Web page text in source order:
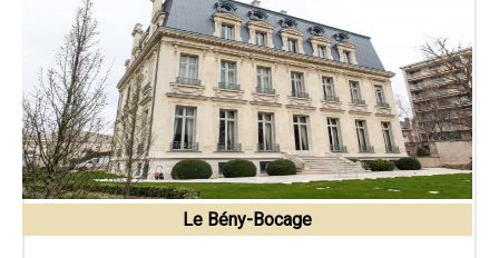
Le Bény-Bocage